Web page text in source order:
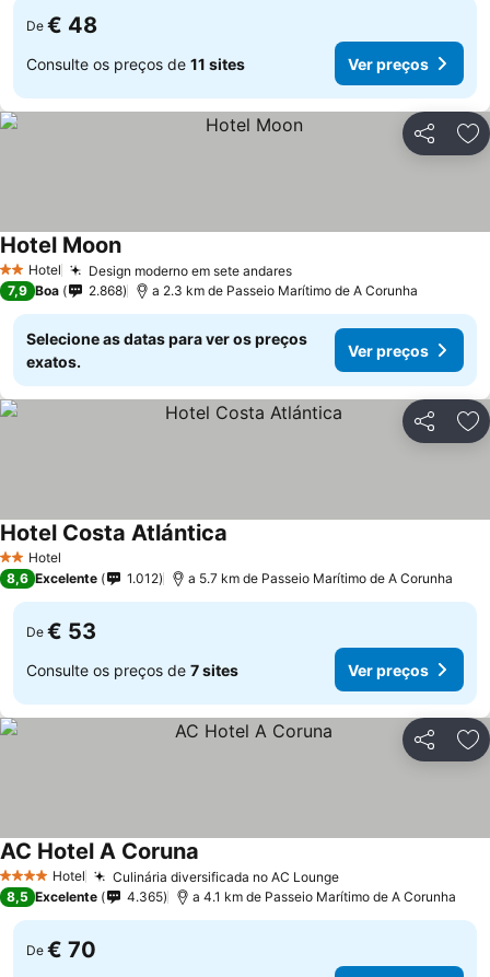
De € 48
Consulte os preços de 11 sites Ver preços
Partilhar
2 Estrelas
Hotel Design moderno em sete andares
Hotel Moon
7,9 Boa 2.868 a 2.3 km de Passeio Marítimo de A Corunha
Selecione as datas para ver os preços
exatos.
Ver preços
Partilhar
2 Estrelas
Hotel
Hotel Costa Atlántica
8,6 Excelente 1.012 a 5.7 km de Passeio Marítimo de A Corunha
De € 53
Consulte os preços de 7 sites Ver preços
Partilhar
4 EstrelasHotel Culinária diversificada no AC Lounge
AC Hotel A Coruna
8,5 Excelente 4.365 a 4.1 km de Passeio Marítimo de A Corunha
De € 70